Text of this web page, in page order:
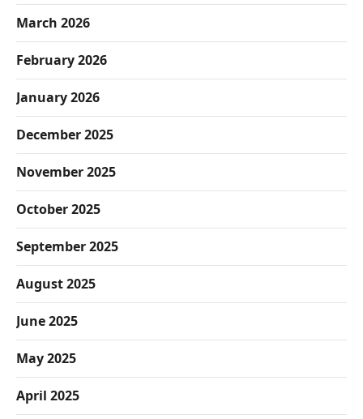
March 2026
February 2026
January 2026
December 2025
November 2025
October 2025
September 2025
August 2025
June 2025
May 2025
April 2025